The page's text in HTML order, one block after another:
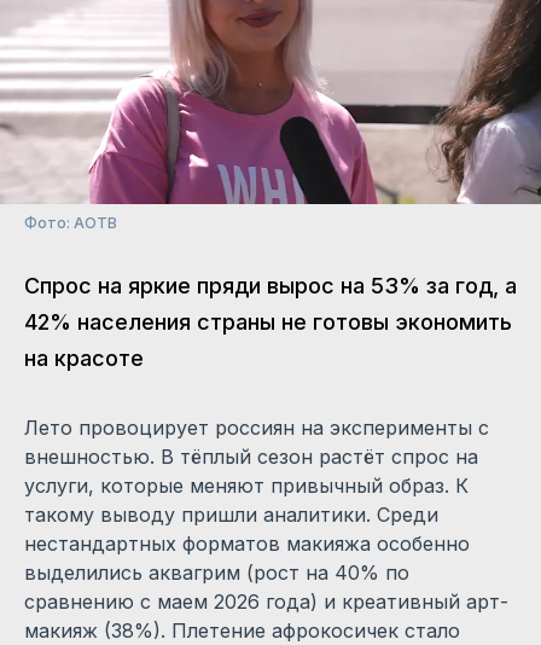
Фото: АОТВ
Спрос на яркие пряди вырос на 53% за год, а
42% населения страны не готовы экономить
на красоте
Лето провоцирует россиян на эксперименты с
внешностью. В тёплый сезон растёт спрос на
услуги, которые меняют привычный образ. К
такому выводу пришли аналитики. Среди
нестандартных форматов макияжа особенно
выделились аквагрим (рост на 40% по
сравнению с маем 2026 года) и креативный арт-
макияж (38%). Плетение афрокосичек стало